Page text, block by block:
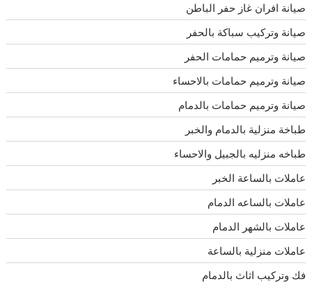
صيانة افران غاز حفر الباطن
صيانة وتركيب سباكة بالحفر
صيانة وترميم حمامات الحفر
صيانة وترميم حمامات بالاحساء
صيانة وترميم حمامات بالدمام
طباخة منزلية بالدمام والخبر
طباخه منزليه بالجبيل والاحساء
عاملات بالساعة الخبر
عاملات بالساعه الدمام
عاملات بالشهر الدمام
عاملات منزلية بالساعة
فك وتركيب اثاث بالدمام